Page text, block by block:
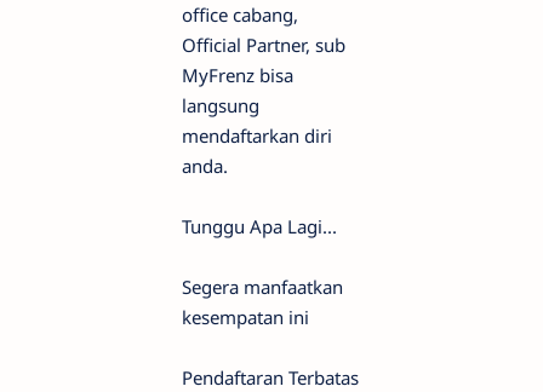
office cabang,
Official Partner, sub
MyFrenz bisa
langsung
mendaftarkan diri
anda.
Tunggu Apa Lagi...
Segera manfaatkan
kesempatan ini
Pendaftaran Terbatas